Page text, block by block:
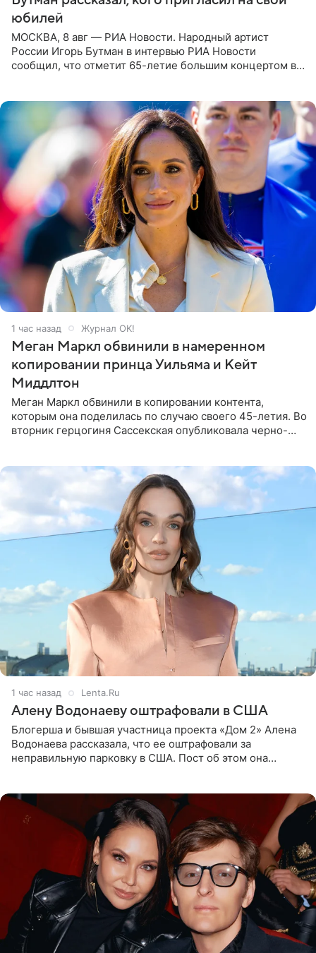
юбилей
МОСКВА, 8 авг — РИА Новости. Народный артист
России Игорь Бутман в интервью РИА Новости
сообщил, что отметит 65-летие большим концертом в
1 час назад Журнал OK!
Меган Маркл обвинили в намеренном
копировании принца Уильяма и Кейт
Миддлтон
Меган Маркл обвинили в копировании контента,
которым она поделилась по случаю своего 45-летия. Во
вторник герцогиня Сассекская опубликовала черно-
1 час назад Lenta.Ru
Алену Водонаеву оштрафовали в США
Блогерша и бывшая участница проекта «Дом 2» Алена
Водонаева рассказала, что ее оштрафовали за
неправильную парковку в США. Пост об этом она